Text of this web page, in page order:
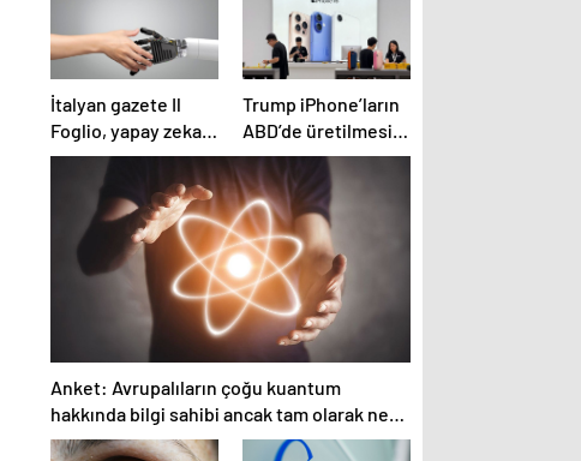
İtalyan gazete Il
Foglio, yapay zeka
tarafından
oluşturulan ilk
baskısını yayınladı
Trump iPhone’ların
ABD’de üretilmesini
istiyor, Apple’ın ise
Çin’i terk etmesi
pek olası değil
Anket: Avrupalıların çoğu kuantum
hakkında bilgi sahibi ancak tam olarak ne
olduğunu bilmiyor